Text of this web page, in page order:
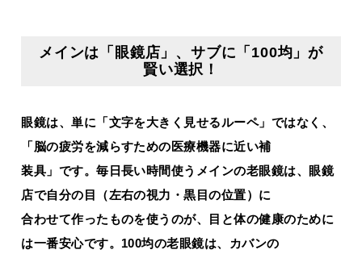
メインは「眼鏡店」、サブに「100均」が
賢い選択！
眼鏡は、単に「文字を大きく見せるルーペ」ではなく、
「脳の疲労を減らすための医療機器に近い補
装具」です。毎日長い時間使うメインの老眼鏡は、眼鏡
店で自分の目（左右の視力・黒目の位置）に
合わせて作ったものを使うのが、目と体の健康のために
は一番安心です。100均の老眼鏡は、カバンの